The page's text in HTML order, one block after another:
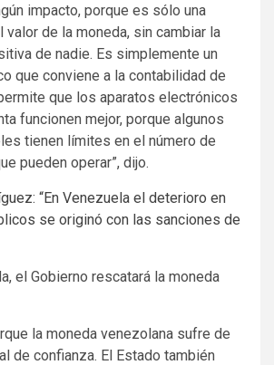
impacto, porque es sólo una
valor de la moneda, sin cambiar la
de nadie. Es simplemente un
que conviene a la contabilidad de
que los aparatos electrónicos
funcionen mejor, porque algunos
tienen límites en el número de
pueden operar”, dijo.
“En Venezuela el deterioro en
se originó con las sanciones de
el Gobierno rescatará la moneda
la moneda venezolana sufre de
de confianza. El Estado también